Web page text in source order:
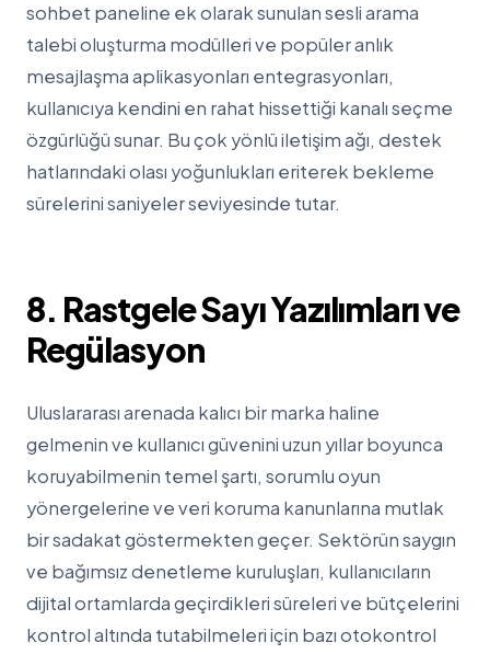
sohbet paneline ek olarak sunulan sesli arama
talebi oluşturma modülleri ve popüler anlık
mesajlaşma aplikasyonları entegrasyonları,
kullanıcıya kendini en rahat hissettiği kanalı seçme
özgürlüğü sunar. Bu çok yönlü iletişim ağı, destek
hatlarındaki olası yoğunlukları eriterek bekleme
sürelerini saniyeler seviyesinde tutar.
8. Rastgele Sayı Yazılımları ve
Regülasyon
Uluslararası arenada kalıcı bir marka haline
gelmenin ve kullanıcı güvenini uzun yıllar boyunca
koruyabilmenin temel şartı, sorumlu oyun
yönergelerine ve veri koruma kanunlarına mutlak
bir sadakat göstermekten geçer. Sektörün saygın
ve bağımsız denetleme kuruluşları, kullanıcıların
dijital ortamlarda geçirdikleri süreleri ve bütçelerini
kontrol altında tutabilmeleri için bazı otokontrol